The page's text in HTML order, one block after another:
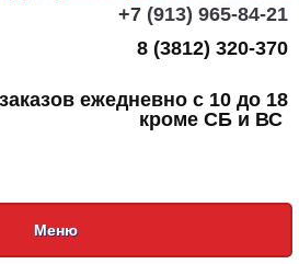
+7 (913) 965-84-21
8 (3812) 320-370
ежедневно с 10 до 18
кроме СБ и ВС
Меню